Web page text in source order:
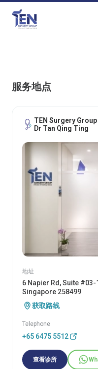
服务地点
TEN Surgery
Dr Tan Qing Ting
地址
6 Napier Rd, Suite
Singapore 258499
获取路线
Telephone
+65 6475 5512
查看诊所